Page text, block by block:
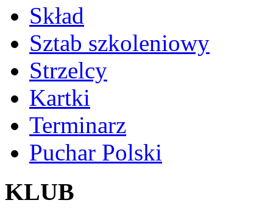
Skład
Sztab szkoleniowy
Strzelcy
Kartki
Terminarz
Puchar Polski
KLUB